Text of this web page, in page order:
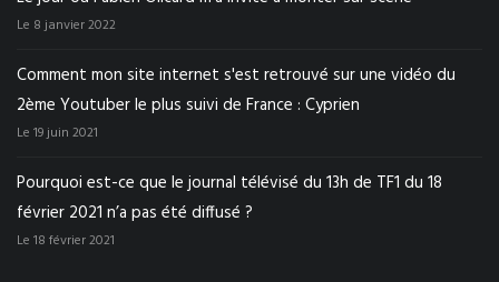
Le 8 janvier 2022
Comment mon site internet s'est retrouvé sur une vidéo du
2ème Youtuber le plus suivi de France : Cyprien
Le 19 juin 2021
Pourquoi est-ce que le journal télévisé du 13h de TF1 du 18
février 2021 n’a pas été diffusé ?
Le 18 février 2021